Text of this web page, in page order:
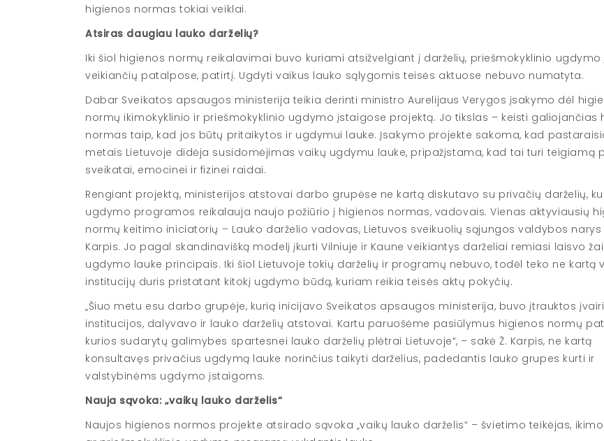
higienos normas tokiai veiklai.
Atsiras daugiau lauko darželių?
Iki šiol higienos normų reikalavimai buvo kuriami atsižvelgiant į darželių, priešmokyklinio ugdymo
veikiančių patalpose, patirtį. Ugdyti vaikus lauko sąlygomis teisės aktuose nebuvo numatyta.
Dabar Sveikatos apsaugos ministerija teikia derinti ministro Aurelijaus Verygos įsakymo dėl
normų ikimokyklinio ir priešmokyklinio ugdymo įstaigose projektą. Jo tikslas – keisti galiojančias
normas taip, kad jos būtų pritaikytos ir ugdymui lauke. Įsakymo projekte sakoma, kad
metais Lietuvoje didėja susidomėjimas vaikų ugdymu lauke, pripažįstama, kad tai turi teigiamą
sveikatai, emocinei ir fizinei raidai.
Rengiant projektą, ministerijos atstovai darbo grupėse ne kartą diskutavo su privačių darželių,
ugdymo programos reikalauja naujo požiūrio į higienos normas, vadovais. Vienas aktyviausių
normų keitimo iniciatorių – Lauko darželio vadovas, Lietuvos sveikuolių sąjungos valdybos narys
Karpis. Jo pagal skandinavišką modelį įkurti Vilniuje ir Kaune veikiantys darželiai remiasi laisvo
ugdymo lauke principais. Iki šiol Lietuvoje tokių darželių ir programų nebuvo, todėl teko ne kartą
institucijų duris pristatant kitokį ugdymo būdą, kuriam reikia teisės aktų pokyčių.
„Šiuo metu esu darbo grupėje, kurią inicijavo Sveikatos apsaugos ministerija, buvo įtrauktos
institucijos, dalyvavo ir lauko darželių atstovai. Kartu paruošėme pasiūlymus higienos normų
kurios sudarytų galimybes spartesnei lauko darželių plėtrai Lietuvoje“, – sakė Ž. Karpis, ne kartą
konsultavęs privačius ugdymą lauke norinčius taikyti darželius, padedantis lauko grupes kurti ir
valstybinėms ugdymo įstaigoms.
Nauja sąvoka: „vaikų lauko darželis“
Naujos higienos normos projekte atsirado sąvoka „vaikų lauko darželis“ – švietimo teikėjas,